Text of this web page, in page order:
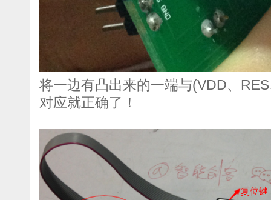
将一边有凸出来的一端与(VDD、
对应就正确了！